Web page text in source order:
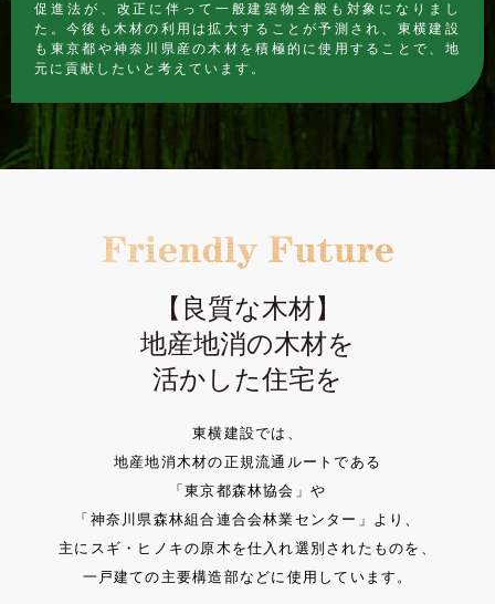
促進法が、改正に伴って一般建築物全般も対象になりまし
た。今後も木材の利用は拡大することが予測され、東横建設
も東京都や神奈川県産の木材を積極的に使用することで、地
元に貢献したいと考えています。
【良質な木材】
地産地消の木材を
活かした住宅を
東横建設では、
地産地消木材の正規流通ルートである
「東京都森林協会」や
「神奈川県森林組合連合会林業センター」より、
主にスギ・ヒノキの原木を仕入れ選別されたものを、
一戸建ての主要構造部などに使用しています。